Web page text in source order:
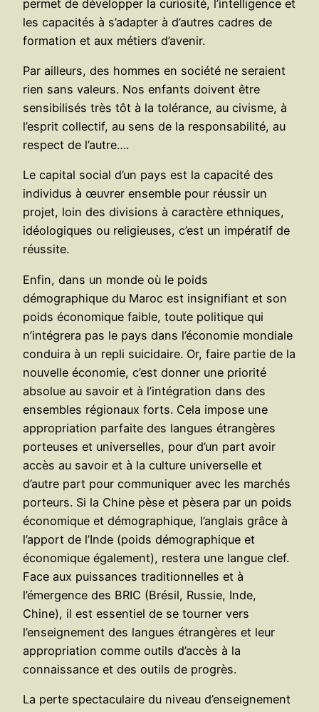
permet de développer la curiosité, l’intelligence et
les capacités à s’adapter à d’autres cadres de
formation et aux métiers d’avenir.
Par ailleurs, des hommes en société ne seraient
rien sans valeurs. Nos enfants doivent être
sensibilisés très tôt à la tolérance, au civisme, à
l’esprit collectif, au sens de la responsabilité, au
respect de l’autre….
Le capital social d’un pays est la capacité des
individus à œuvrer ensemble pour réussir un
projet, loin des divisions à caractère ethniques,
idéologiques ou religieuses, c’est un impératif de
réussite.
Enfin, dans un monde où le poids
démographique du Maroc est insignifiant et son
poids économique faible, toute politique qui
n’intégrera pas le pays dans l’économie mondiale
conduira à un repli suicidaire. Or, faire partie de la
nouvelle économie, c’est donner une priorité
absolue au savoir et à l’intégration dans des
ensembles régionaux forts. Cela impose une
appropriation parfaite des langues étrangères
porteuses et universelles, pour d’un part avoir
accès au savoir et à la culture universelle et
d’autre part pour communiquer avec les marchés
porteurs. Si la Chine pèse et pèsera par un poids
économique et démographique, l’anglais grâce à
l’apport de l’Inde (poids démographique et
économique également), restera une langue clef.
Face aux puissances traditionnelles et à
l’émergence des BRIC (Brésil, Russie, Inde,
Chine), il est essentiel de se tourner vers
l’enseignement des langues étrangères et leur
appropriation comme outils d’accès à la
connaissance et des outils de progrès.
La perte spectaculaire du niveau d’enseignement